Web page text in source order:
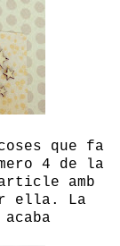
que fa
4 de la
amb
ella. La